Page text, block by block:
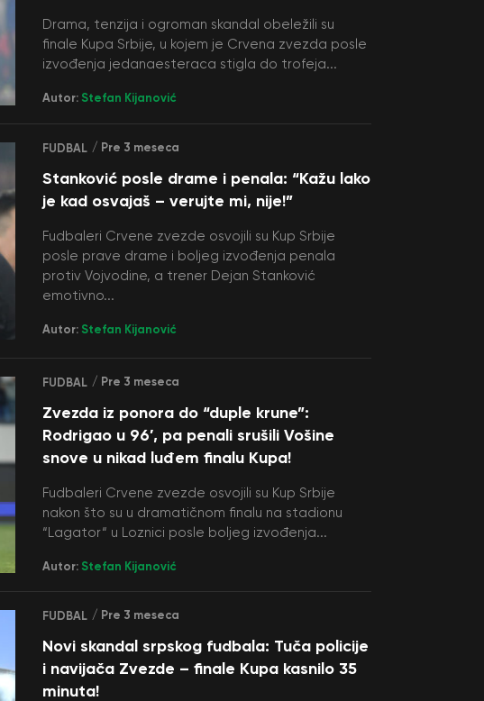
Drama, tenzija i ogroman skandal obeležili su
finale Kupa Srbije, u kojem je Crvena zvezda posle
izvođenja jedanaesteraca stigla do trofeja...
Autor: Stefan Kijanović
FUDBAL / Pre 3 meseca
Stanković posle drame i penala: “Kažu lako
je kad osvajaš – verujte mi, nije!”
Fudbaleri Crvene zvezde osvojili su Kup Srbije
posle prave drame i boljeg izvođenja penala
protiv Vojvodine, a trener Dejan Stanković
emotivno...
Autor: Stefan Kijanović
FUDBAL / Pre 3 meseca
Zvezda iz ponora do “duple krune”:
Rodrigao u 96′, pa penali srušili Vošine
snove u nikad luđem finalu Kupa!
Fudbaleri Crvene zvezde osvojili su Kup Srbije
nakon što su u dramatičnom finalu na stadionu
“Lagator“ u Loznici posle boljeg izvođenja...
Autor: Stefan Kijanović
FUDBAL / Pre 3 meseca
Novi skandal srpskog fudbala: Tuča policije
i navijača Zvezde – finale Kupa kasnilo 35
minuta!